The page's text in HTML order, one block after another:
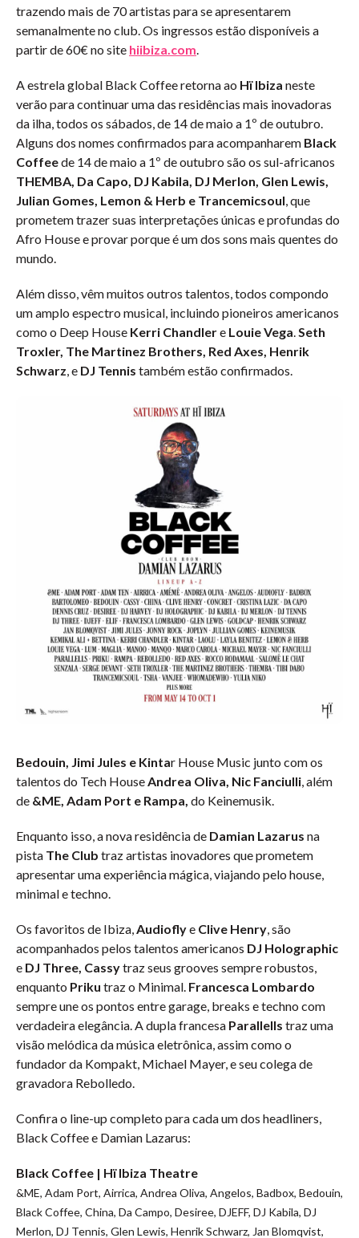
trazendo mais de 70 artistas para se apresentarem
semanalmente no club. Os ingressos estão disponíveis a
partir de 60€ no site hiibiza.com.
A estrela global Black Coffee retorna ao Hï Ibiza neste
verão para continuar uma das residências mais inovadoras
da ilha, todos os sábados, de 14 de maio a 1º de outubro.
Alguns dos nomes confirmados para acompanharem Black
Coffeede 14 de maio a 1º de outubro são os sul-africanos
THEMBA, Da Capo, DJ Kabila, DJ Merlon, Glen Lewis,
Julian Gomes, Lemon & Herb e Trancemicsoul, que
prometem trazer suas interpretações únicas e profundas do
Afro House e provar porque é um dos sons mais quentes do
mundo.
Além disso, vêm muitos outros talentos, todos compondo
um amplo espectro musical, incluindo pioneiros americanos
como o Deep House Kerri Chandlere Louie Vega.Seth
Troxler, The Martinez Brothers, Red Axes, Henrik
Schwarz, e DJ Tennis também estão confirmados.
Bedouin, Jimi Jules e Kintar House Music junto com os
talentos do Tech HouseAndrea Oliva, Nic Fanciulli, além
de &ME, Adam Port e Rampa, do Keinemusik.
Enquanto isso, a nova residência de Damian Lazarus na
pista The Club traz artistas inovadores que prometem
apresentar uma experiência mágica, viajando pelo house,
minimal e techno.
Os favoritos de Ibiza,Audioflye Clive Henry, são
acompanhados pelos talentos americanos DJ Holographic
e DJ Three, Cassytraz seus grooves sempre robustos,
enquanto Priku traz o Minimal. Francesca Lombardo
sempre une os pontos entre garage, breaks e techno com
verdadeira elegância. A dupla francesa Parallells traz uma
visão melódica da música eletrônica, assim como o
fundador da Kompakt, Michael Mayer, e seu colega de
gravadora Rebolledo.
Confira o line-up completo para cada um dos headliners,
Black Coffee e Damian Lazarus:
Black Coffee | Hï Ibiza Theatre
&ME, Adam Port, Airrica, Andrea Oliva, Angelos, Badbox, Bedouin,
Black Coffee, China, Da Campo, Desiree, DJEFF, DJ Kabila, DJ
Merlon, DJ Tennis, Glen Lewis, Henrik Schwarz, Jan Blomqvist,